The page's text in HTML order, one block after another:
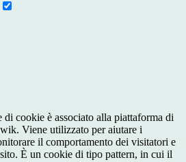
di cookie è associato alla piattaforma di
Viene utilizzato per aiutare i
il comportamento dei visitatori e
È un cookie di tipo pattern, in cui il